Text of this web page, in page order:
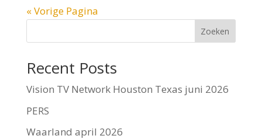
« Vorige Pagina
Zoeken
Recent Posts
Vision TV Network Houston Texas juni 2026
PERS
Waarland april 2026